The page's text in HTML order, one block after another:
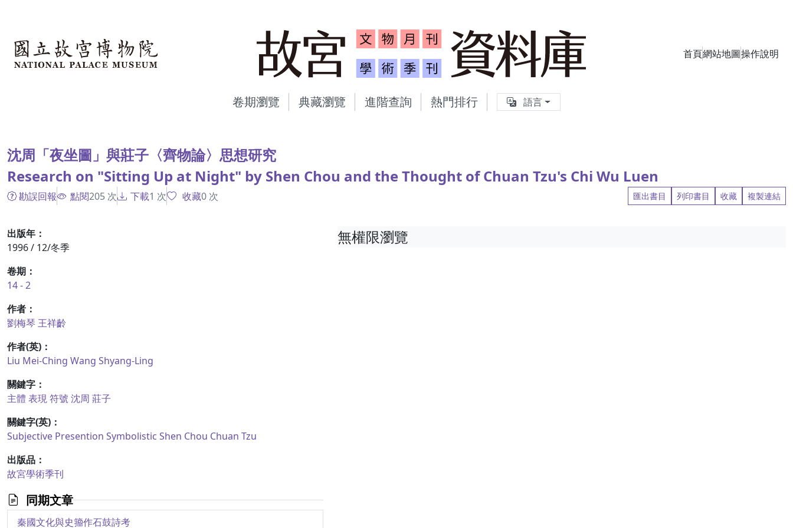
故宮文物月刊、故宮學術季刊資料庫
首頁網站地圖操作說明
卷期瀏覽 典藏瀏覽 進階查詢 熱門排行 語言
沈周「夜坐圖」與莊子〈齊物論〉思想研究
Research on "Sitting Up at Night" by Shen Chou and the Thought of Chuan Tzu's Chi Wu Luen
勘誤回報 點閱205 次 下載1 次 收藏0 次 匯出書目 列印書目 收藏 複製連結
出版年：
1996 / 12/冬季
卷期：
14 - 2
作者：
劉梅琴 王祥齡
作者(英)：
Liu Mei-Ching Wang Shyang-Ling
關鍵字：
主體 表現符號沈周 莊子
關鍵字(英)：
Subjective Presention Symbolistic Shen Chou Chuan Tzu
出版品：
故宮學術季刊
同期文章
秦國文化與史籀作石鼓詩考
無權限瀏覽